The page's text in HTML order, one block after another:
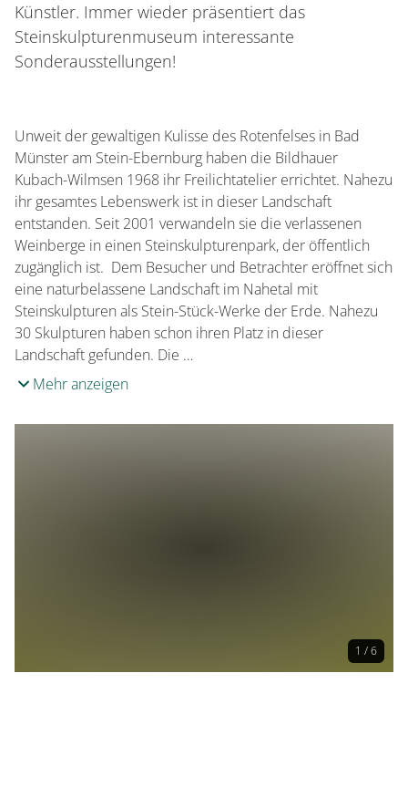
Künstler. Immer wieder präsentiert das
Steinskulpturenmuseum interessante
Sonderausstellungen!
Unweit der gewaltigen Kulisse des Rotenfelses in Bad
Münster am Stein-Ebernburg haben die Bildhauer
Kubach-Wilmsen 1968 ihr Freilichtatelier errichtet. Nahezu
ihr gesamtes Lebenswerk ist in dieser Landschaft
entstanden. Seit 2001 verwandeln sie die verlassenen
Weinberge in einen Steinskulpturenpark, der öffentlich
zugänglich ist. Dem Besucher und Betrachter eröffnet sich
eine naturbelassene Landschaft im Nahetal mit
Steinskulpturen als Stein-Stück-Werke der Erde. Nahezu
30 Skulpturen haben schon ihren Platz in dieser
Landschaft gefunden. Die …
Mehr anzeigen
1 / 6